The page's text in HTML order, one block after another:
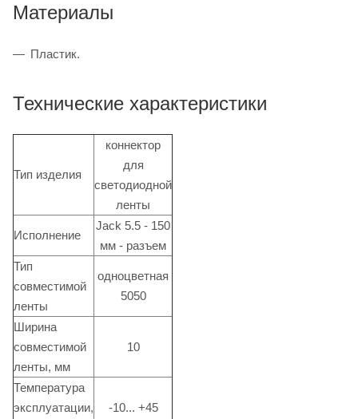
Материалы
Пластик.
Технические характеристики
Тип изделия
коннектор
для
светодиодной
ленты
Исполнение
Jack 5.5 - 150
мм - разъем
Тип
совместимой
ленты
одноцветная
5050
Ширина
совместимой
ленты, мм
10
Температура
эксплуатации,
-10... +45